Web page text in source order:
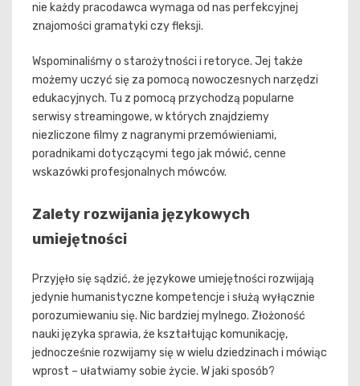
nie każdy pracodawca wymaga od nas perfekcyjnej
znajomości gramatyki czy fleksji.
Wspominaliśmy o starożytności i retoryce. Jej także
możemy uczyć się za pomocą nowoczesnych narzędzi
edukacyjnych. Tu z pomocą przychodzą popularne
serwisy streamingowe, w których znajdziemy
niezliczone filmy z nagranymi przemówieniami,
poradnikami dotyczącymi tego jak mówić, cenne
wskazówki profesjonalnych mówców.
Zalety rozwijania językowych
umiejętności
Przyjęło się sądzić, że językowe umiejętności rozwijają
jedynie humanistyczne kompetencje i służą wyłącznie
porozumiewaniu się. Nic bardziej mylnego. Złożoność
nauki języka sprawia, że kształtując komunikację,
jednocześnie rozwijamy się w wielu dziedzinach i mówiąc
wprost – ułatwiamy sobie życie. W jaki sposób?